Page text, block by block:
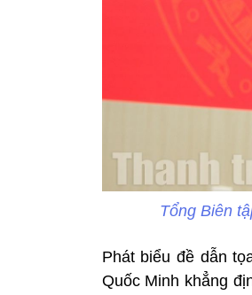
Tổng Biên
Phát biểu đề dẫn
Quốc Minh khẳng